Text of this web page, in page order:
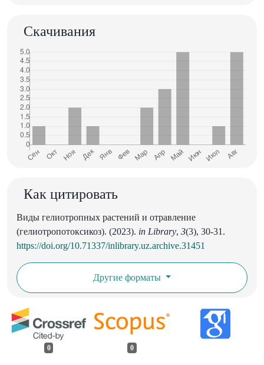
Скачивания
Как цитировать
Виды гелиотропных растений и отравление
(гелиотропотоксикоз). (2023). in Library, 3(3), 30-31.
https://doi.org/10.71337/inlibrary.uz.archive.31451
Другие форматы
0 0